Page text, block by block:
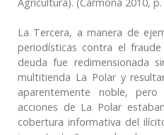
La Tercera, a manera de
periodísticas contra el
deuda fue redimensionada
multitienda La Polar y
aparentemente noble,
acciones de La Polar
cobertura informativa del